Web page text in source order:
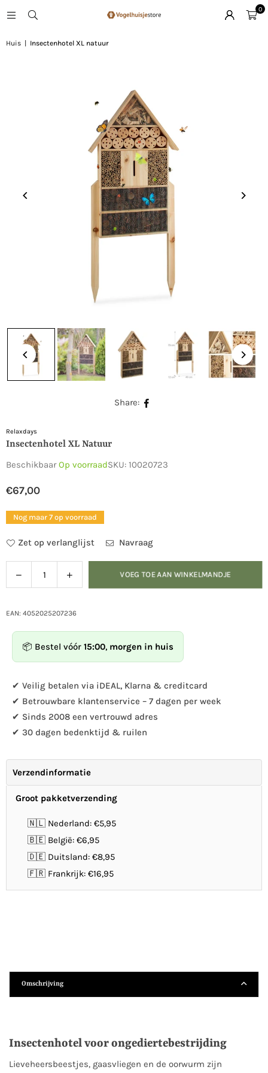
0
Huis Insectenhotel XL natuur
Share:
Relaxdays
Insectenhotel XL Natuur
BeschikbaarOp voorraadSKU: 10020723
Normale
prijs
€67,00
Nog maar 7 op voorraad
Zet op verlanglijst Navraag
Hoeveelheid
Verlaag
de
voor
XL
natuur
Verhoog
de
voor
XL
natuur
VOEG TOE AAN WINKELMANDJE
EAN: 4052025207236
📦 Bestel vóór 15:00, morgen in huis
✔ Veilig betalen via iDEAL, Klarna & creditcard
✔ Betrouwbare klantenservice – 7 dagen per week
✔ Sinds 2008 een vertrouwd adres
✔ 30 dagen bedenktijd & ruilen
Verzendinformatie
Groot pakketverzending
🇳🇱 Nederland: €5,95
🇧🇪 België: €6,95
🇩🇪 Duitsland: €8,95
🇫🇷 Frankrijk: €16,95
Omschrijving
Insectenhotel voor ongediertebestrijding
Lieveheersbeestjes, gaasvliegen en de oorwurm zijn